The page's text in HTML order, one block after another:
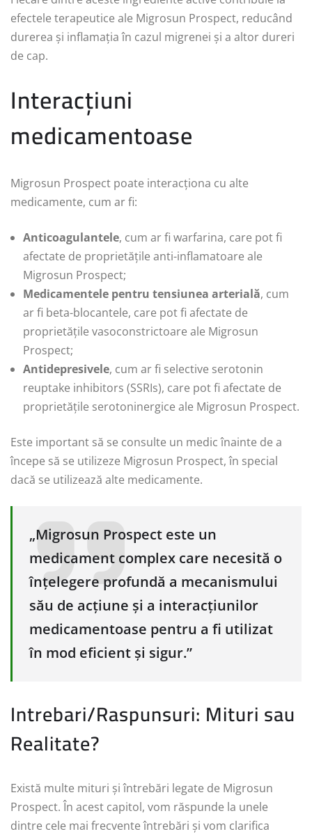
efectele terapeutice ale Migrosun Prospect, reducând
durerea și inflamația în cazul migrenei și a altor dureri
de cap.
Interacțiuni
medicamentoase
Migrosun Prospect poate interacționa cu alte
medicamente, cum ar fi:
Anticoagulantele, cum ar fi warfarina, care pot fi
afectate de proprietățile anti-inflamatoare ale
Migrosun Prospect;
Medicamentele pentru tensiunea arterială, cum
ar fi beta-blocantele, care pot fi afectate de
proprietățile vasoconstrictoare ale Migrosun
Prospect;
Antidepresivele, cum ar fi selective serotonin
reuptake inhibitors (SSRIs), care pot fi afectate de
proprietățile serotoninergice ale Migrosun Prospect.
Este important să se consulte un medic înainte de a
începe să se utilizeze Migrosun Prospect, în special
dacă se utilizează alte medicamente.
„Migrosun Prospect este un
medicament complex care necesită o
înțelegere profundă a mecanismului
său de acțiune și a interacțiunilor
medicamentoase pentru a fi utilizat
în mod eficient și sigur.”
Intrebari/Raspunsuri: Mituri sau
Realitate?
Există multe mituri și întrebări legate de Migrosun
Prospect. În acest capitol, vom răspunde la unele
dintre cele mai frecvente întrebări și vom clarifica